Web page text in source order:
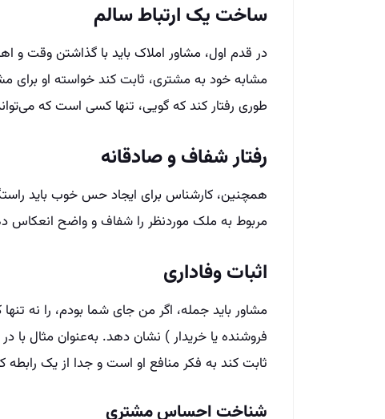
ساخت یک ارتباط سالم
در قدم اول، مشاور املاک باید با گذاشتن وقت و
مشابه خود به مشتری، ثابت کند خواسته او برای
طوری رفتار کند که گویی، تنها کسی است که
رفتار شفاف و صادقانه
همچنین، کارشناس برای ایجاد حس خوب باید
مربوط به ملک موردنظر را شفاف و واضح انعکاس
اثبات وفاداری
مشاور باید جمله، اگر من جای شما بودم، را نه
فروشنده یا خریدار ) نشان دهد. به‌عنوان مثال
ثابت کند به فکر منافع او است و جدا از یک رابطه
شناخت احساس مشتری